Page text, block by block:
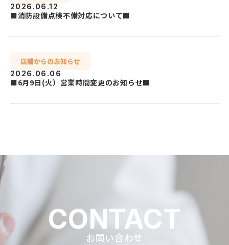
2026.06.12
■消防設備点検不備対応について■
店舗からのお知らせ
2026.06.06
■6月9日(火）営業時間変更のお知らせ■
CONTACT
お問い合わせ